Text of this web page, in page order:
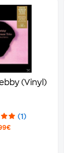
(Vinyl)
(1)